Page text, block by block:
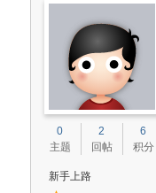
0
主题
2
回帖
6
积分
新手上路